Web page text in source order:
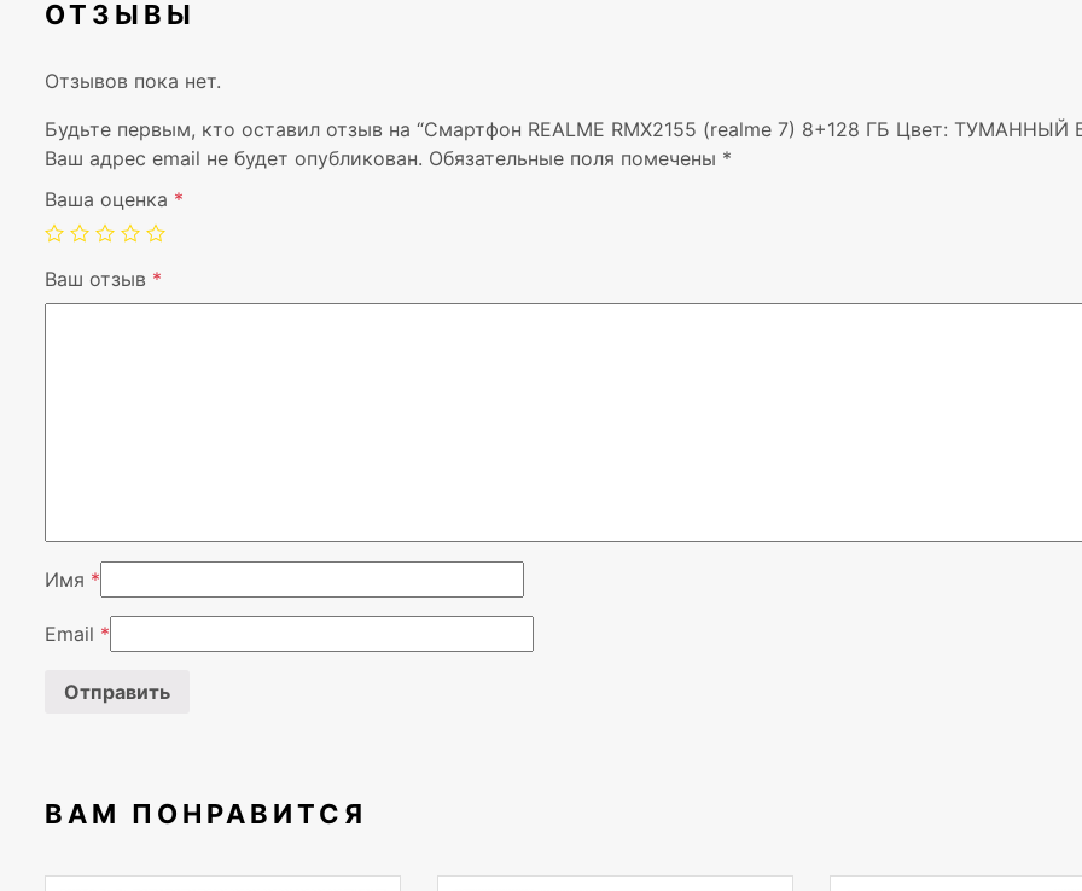
ОТЗЫВЫ
Отзывов пока нет.
Будьте первым, кто оставил отзыв на “Смартфон REALME RMX2155 (realme 7) 8+128 ГБ Цвет: ТУМАННЫЙ
Ваш адрес email не будет опубликован. Обязательные поля помечены *
Ваша оценка *
Ваш отзыв *
Имя *
Email *
ВАМ ПОНРАВИТСЯ